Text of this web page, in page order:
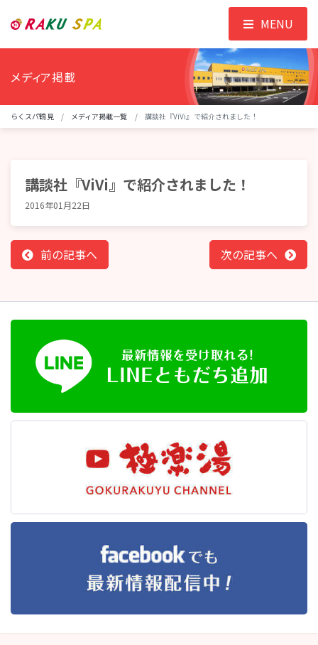
メディア掲載
らくスパ鶴見 メディア掲載一覧 講談社『ViVi』で紹介されました！
講談社『ViVi』で紹介されました！
2016年01月22日
前の記事へ 次の記事へ
MENU